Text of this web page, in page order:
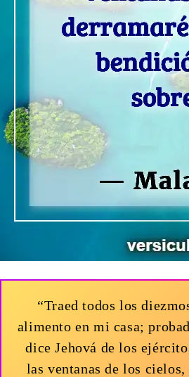
“Traed todos los
alimento en mi casa;
dice Jehová de los
las ventanas de los